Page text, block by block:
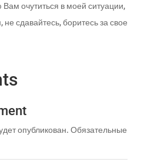
очутиться в моей ситуации,
не сдавайтесь, боритесь за свое
опубликован. Обязательные